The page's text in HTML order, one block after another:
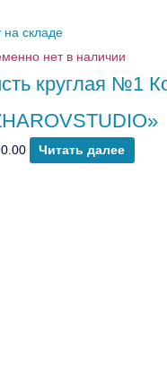
на складе
нет в наличии
круглая №1
Читать далее